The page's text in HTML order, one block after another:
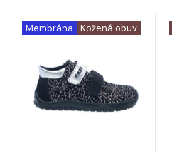
Membrána Kožená obuv